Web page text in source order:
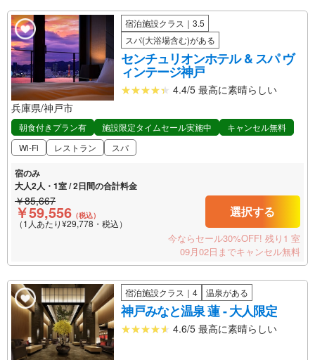
宿泊施設クラス｜3.5
スパ(大浴場含む)がある
センチュリオンホテル & スパ ヴ
ィンテージ神戸
4.4/5 最高に素晴らしい
兵庫県/神戸市
朝食付きプラン有 施設限定タイムセール実施中
キャンセル無料
Wi-Fi
レストラン スパ
宿のみ
大人2人・1室 / 2日間の合計料金
￥85,667
￥59,556 （税込）
（1人あたり¥29,778・税込）
選択する
今ならセール30%OFF! 残り1 室
09月02日までキャンセル無料
宿泊施設クラス｜4 温泉がある
神戸みなと温泉 蓮 - 大人限定
4.6/5 最高に素晴らしい